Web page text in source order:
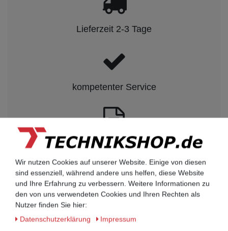
Lieferzeit 2-3 Tage
kompetenter Service
Rechnungskauf auf Anfrage möglich
Kauf auf Rechnung nach
vorheriger Absprache möglich.
Behörden, Banken, Firmen, Bestandskunden,
öffentliche & staatliche Einrichtungen, Schulen,
Universitäten und Institute können bei uns auf
Wir nutzen Cookies auf unserer Website. Einige von diesen
sind essenziell, während andere uns helfen, diese Website
und Ihre Erfahrung zu verbessern. Weitere Informationen zu
den von uns verwendeten Cookies und Ihren Rechten als
Nutzer finden Sie hier:
Daten­schutz­erklärung
Impressum